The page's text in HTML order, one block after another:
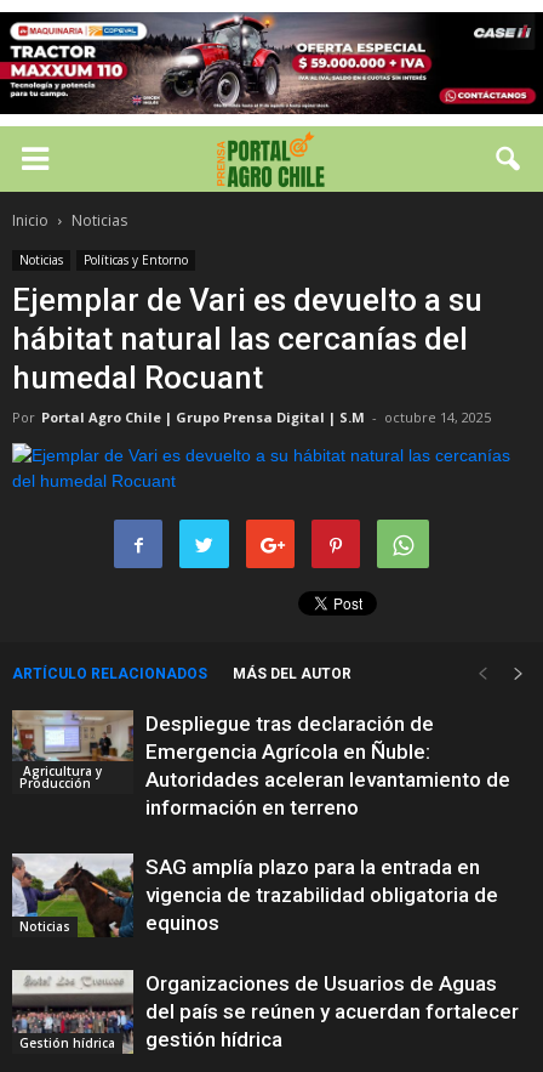
Inicio Noticias
Noticias Políticas y Entorno
Ejemplar de Vari es devuelto a su
hábitat natural las cercanías del
humedal Rocuant
Por Portal Agro Chile | Grupo Prensa Digital | S.M - octubre 14, 2025
ARTÍCULO RELACIONADOS MÁS DEL AUTOR
Agricultura y
Producción
Despliegue tras declaración de
Emergencia Agrícola en Ñuble:
Autoridades aceleran levantamiento de
información en terreno
Noticias
SAG amplía plazo para la entrada en
vigencia de trazabilidad obligatoria de
equinos
Gestión hídrica
Organizaciones de Usuarios de Aguas
del país se reúnen y acuerdan fortalecer
gestión hídrica